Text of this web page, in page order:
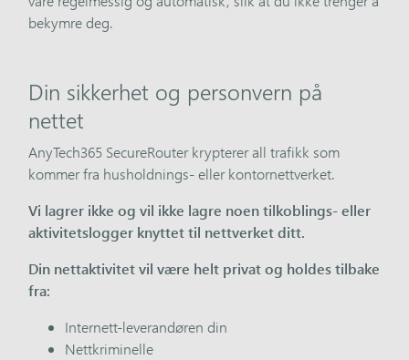
bekymre deg.
Din sikkerhet og personvern på
nettet
AnyTech365 SecureRouter krypterer all trafikk som
kommer fra husholdnings- eller kontornettverket.
Vi lagrer ikke og vil ikke lagre noen tilkoblings- eller
aktivitetslogger knyttet til nettverket ditt.
Din nettaktivitet vil være helt privat og holdes tilbake
fra:
Internett-leverandøren din
Nettkriminelle